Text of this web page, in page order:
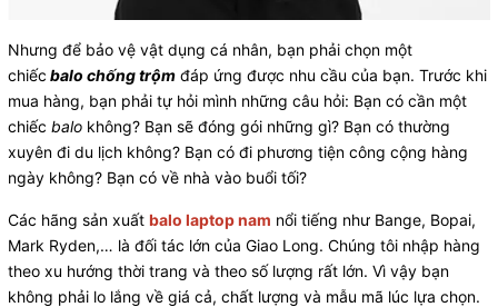
Nhưng để bảo vệ vật dụng cá nhân, bạn phải chọn một
chiếc balo chống trộm đáp ứng được nhu cầu của bạn. Trước khi
mua hàng, bạn phải tự hỏi mình những câu hỏi: Bạn có cần một
chiếc balo không? Bạn sẽ đóng gói những gì? Bạn có thường
xuyên đi du lịch không? Bạn có đi phương tiện công cộng hàng
ngày không? Bạn có về nhà vào buổi tối?
Các hãng sản xuất balo laptop nam nổi tiếng như Bange, Bopai,
Mark Ryden,… là đối tác lớn của Giao Long. Chúng tôi nhập hàng
theo xu hướng thời trang và theo số lượng rất lớn. Vì vậy bạn
không phải lo lắng về giá cả, chất lượng và mẫu mã lúc lựa chọn.